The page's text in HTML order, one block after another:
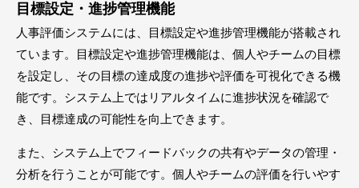
目標設定・進捗管理機能
人事評価システムには、目標設定や進捗管理機能が搭載され
ています。目標設定や進捗管理機能は、個人やチームの目標
を設定し、その目標の達成度の進捗や評価を可視化できる機
能です。システム上ではリアルタイムに進捗状況を確認で
き、目標達成の可能性を向上できます。
また、システム上でフィードバックの共有やデータの管理・
分析を行うことが可能です。個人やチームの評価を行いやす